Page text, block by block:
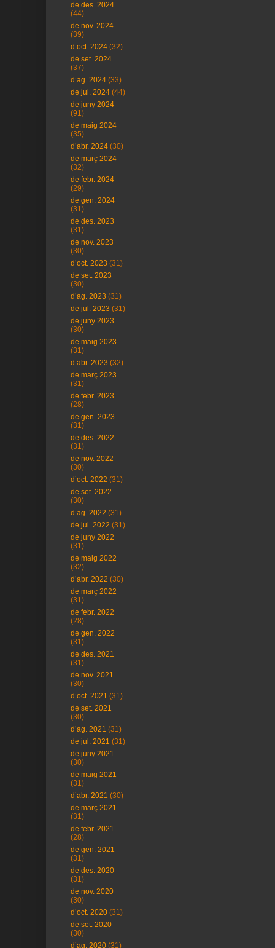
de des. 2024
(44)
de nov. 2024
(39)
d’oct. 2024 (32)
de set. 2024
(37)
d’ag. 2024 (33)
de jul. 2024 (44)
de juny 2024
(91)
de maig 2024
(35)
d’abr. 2024 (30)
de març 2024
(32)
de febr. 2024
(29)
de gen. 2024
(31)
de des. 2023
(31)
de nov. 2023
(30)
d’oct. 2023 (31)
de set. 2023
(30)
d’ag. 2023 (31)
de jul. 2023 (31)
de juny 2023
(30)
de maig 2023
(31)
d’abr. 2023 (32)
de març 2023
(31)
de febr. 2023
(28)
de gen. 2023
(31)
de des. 2022
(31)
de nov. 2022
(30)
d’oct. 2022 (31)
de set. 2022
(30)
d’ag. 2022 (31)
de jul. 2022 (31)
de juny 2022
(31)
de maig 2022
(32)
d’abr. 2022 (30)
de març 2022
(31)
de febr. 2022
(28)
de gen. 2022
(31)
de des. 2021
(31)
de nov. 2021
(30)
d’oct. 2021 (31)
de set. 2021
(30)
d’ag. 2021 (31)
de jul. 2021 (31)
de juny 2021
(30)
de maig 2021
(31)
d’abr. 2021 (30)
de març 2021
(31)
de febr. 2021
(28)
de gen. 2021
(31)
de des. 2020
(31)
de nov. 2020
(30)
d’oct. 2020 (31)
de set. 2020
(30)
d’ag. 2020 (31)